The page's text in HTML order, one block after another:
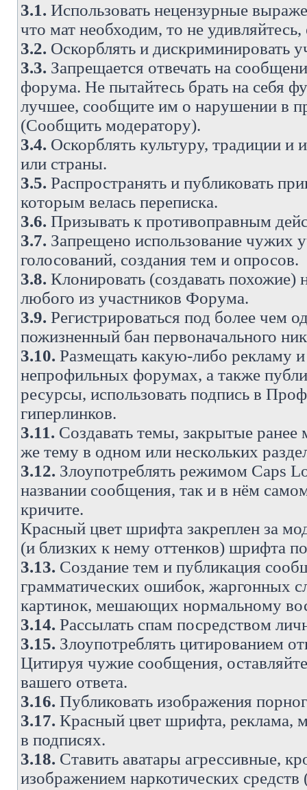
3.1. Использовать нецензурные
что мат необходим, то не
3.2. Оскорблять и дискриминировать
3.3. Запрещается отвечать на
форума. Не пытайтесь брать на себя
лучшее, сообщите им о нарушении в
(Сообщить модератору).
3.4. Оскорблять культуру, традиции
или страны.
3.5. Распространять и публиковать
которым велась переписка.
3.6. Призывать к противоправным
3.7. Запрещено использование чужих
голосований, создания тем и опросов.
3.8. Клонировать (создавать похожие)
любого из участников Форума.
3.9. Регистрироваться под более чем
пожизненный бан первоначального
3.10. Размещать какую-либо рекламу
непрофильных форумах, а также
ресурсы, использовать подпись в
гиперлинков.
3.11. Создавать темы, закрытые ранее
же тему в одном или нескольких
3.12. Злоупотреблять режимом Caps
названии сообщения, так и в нём
кричите.
Красный цвет шрифта закреплен за
(и близких к нему оттенков) шрифта
3.13. Создание тем и публикация
грамматических ошибок, жаргонных
картинок, мешающих нормальному
3.14. Рассылать спам посредством
3.15. Злоупотреблять цитированием
Цитируя чужие сообщения,
вашего ответа.
3.16. Публиковать изображения
3.17. Красный цвет шрифта, реклама,
в подписях.
3.18. Ставить аватары агрессивные,
изображением наркотических